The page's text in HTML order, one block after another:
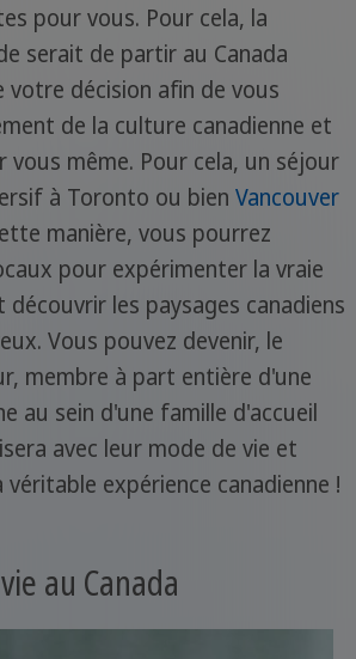
pour vous. Pour cela, la
serait de partir au Canada
votre décision afin de vous
de la culture canadienne et
même. Pour cela, un séjour
à Toronto ou bien Vancouver
manière, vous pourrez
pour expérimenter la vraie
découvrir les paysages canadiens
Vous pouvez devenir, le
membre à part entière d'une
au sein d'une famille d'accueil
avec leur mode de vie et
expérience canadienne !
au Canada